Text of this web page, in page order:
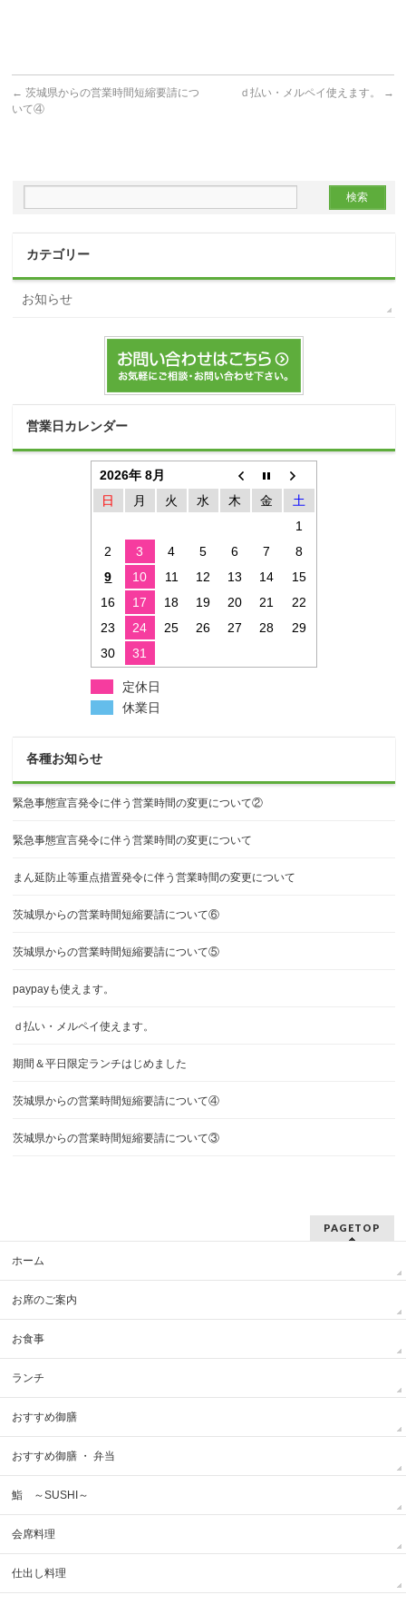
← 茨城県からの営業時間短縮要請につ
いて④
ｄ払い・メルペイ使えます。 →
カテゴリー
お知らせ
営業日カレンダー
2026年 8月
日
月 火 水 木 金
土
1
2
3 4 5 6 7
8
9
10 11 12 13 14
15
16
17 18 19 20 21
22
23
24 25 26 27 28
29
30
31
定休日
休業日
各種お知らせ
緊急事態宣言発令に伴う営業時間の変更について②
緊急事態宣言発令に伴う営業時間の変更について
まん延防止等重点措置発令に伴う営業時間の変更について
茨城県からの営業時間短縮要請について⑥
茨城県からの営業時間短縮要請について⑤
paypayも使えます。
ｄ払い・メルペイ使えます。
期間＆平日限定ランチはじめました
茨城県からの営業時間短縮要請について④
茨城県からの営業時間短縮要請について③
PAGETOP
ホーム
お席のご案内
お食事
ランチ
おすすめ御膳
おすすめ御膳 ・ 弁当
鮨 ～SUSHI～
会席料理
仕出し料理